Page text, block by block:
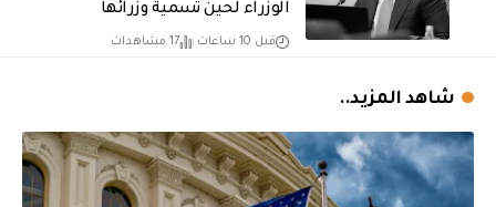
الوزراء لحين تسمية وزرائها
قبل 10 ساعات 17 مشاهدات
شاهد المزيد..